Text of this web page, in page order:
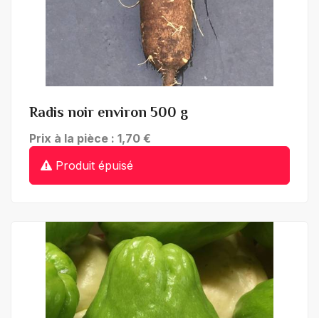
Radis noir environ 500 g
Prix à la pièce : 1,70 €
Produit épuisé
+ de détails